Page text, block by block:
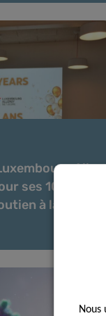
ses 10 ans de
à la